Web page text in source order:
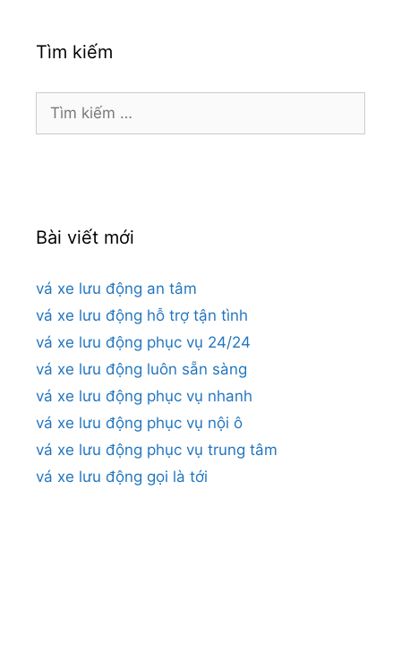
Tìm kiếm
Tìm
kiếm
Bài viết mới
vá xe lưu động an tâm
vá xe lưu động hỗ trợ tận tình
vá xe lưu động phục vụ 24/24
vá xe lưu động luôn sẵn sàng
vá xe lưu động phục vụ nhanh
vá xe lưu động phục vụ nội ô
vá xe lưu động phục vụ trung tâm
vá xe lưu động gọi là tới